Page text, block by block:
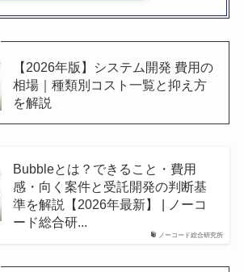
【2026年版】システム開発 費用の
相場｜種類別コスト一覧と抑え方
を解説
ノーコード総合研究所
Bubbleとは？できること・費用
感・向く案件と受託開発の判断基
準を解説【2026年最新】 | ノーコ
ード総合研...